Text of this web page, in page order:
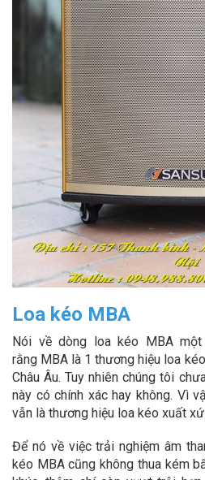
Loa kéo MBA
Nói về dòng loa kéo MBA
rằng MBA là 1 thương hiệu loa
Châu Âu. Tuy nhiên chúng tôi
này có chính xác hay không. Vì
vẫn là thương hiệu loa kéo xuất
Để nó về việc trải nghiệm âm
kéo MBA cũng không thua kém